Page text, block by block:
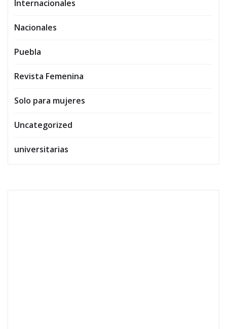
Internacionales
Nacionales
Puebla
Revista Femenina
Solo para mujeres
Uncategorized
universitarias